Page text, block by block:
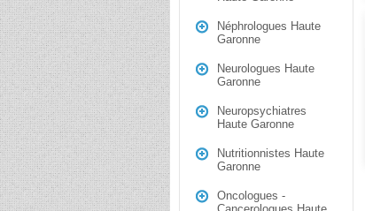
Néphrologues Haute
Garonne
Neurologues Haute
Garonne
Neuropsychiatres
Haute Garonne
Nutritionnistes Haute
Garonne
Oncologues -